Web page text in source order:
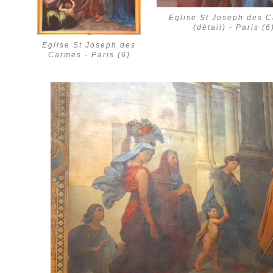
Eglise St Joseph des
Carmes - Paris (6)
Eglise St Joseph des
(détail) - Paris